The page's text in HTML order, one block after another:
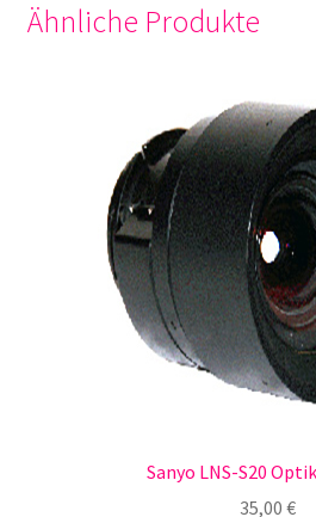
Ähnliche Produkte
Sanyo LNS-S20
35,00 €